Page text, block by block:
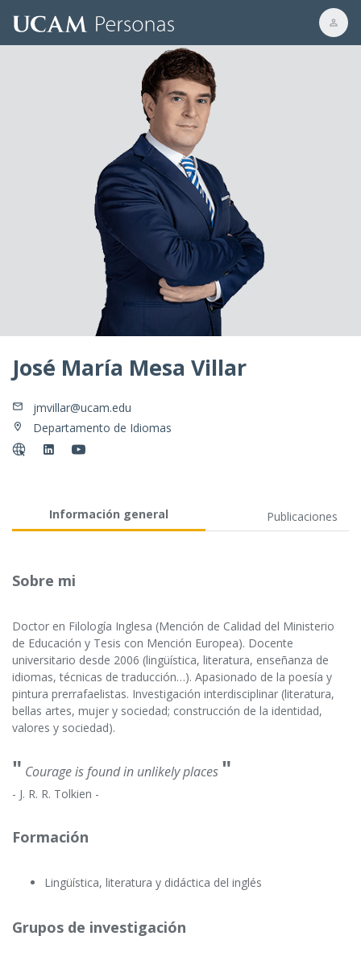
José María Mesa Villar
jmvillar@ucam.edu
Departamento de Idiomas
Información general Publicaciones
Sobre mi
Doctor en Filología Inglesa (Mención de Calidad del Ministerio
de Educación y Tesis con Mención Europea). Docente
universitario desde 2006 (lingüística, literatura, enseñanza de
idiomas, técnicas de traducción…). Apasionado de la poesía y
pintura prerrafaelistas. Investigación interdisciplinar (literatura,
bellas artes, mujer y sociedad; construcción de la identidad,
valores y sociedad).
" Courage is found in unlikely places "
- J. R. R. Tolkien -
Formación
Lingüística, literatura y didáctica del inglés
Grupos de investigación